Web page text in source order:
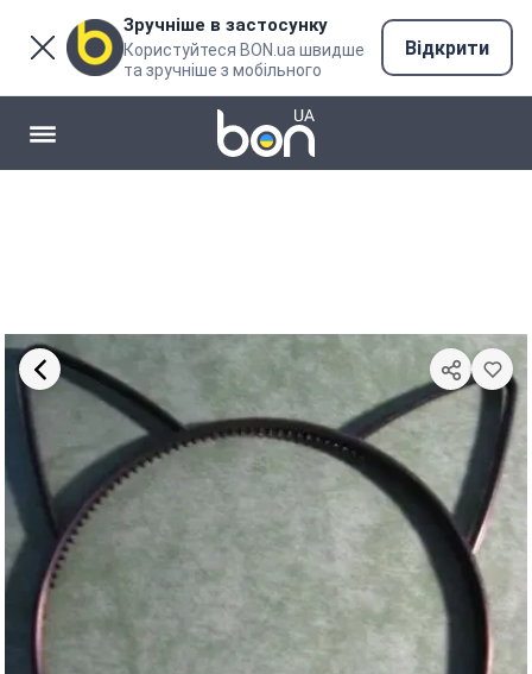
Зручніше в застосунку
Користуйтеся BON.ua швидше
та зручніше з мобільного
Відкрити